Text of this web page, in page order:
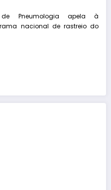
de Pneumologia apela à
nacional de rastreio do